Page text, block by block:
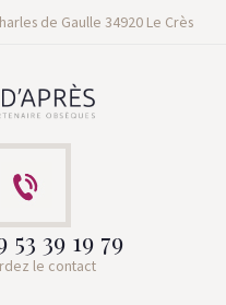
de Gaulle 34920 Le Crès
53 39 19 79
le contact